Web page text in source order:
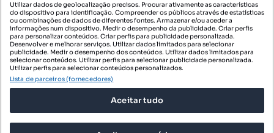
Utilizar dados de geolocalização precisos. Procurar ativamente as características
do dispositivo para identificação. Compreender os públicos através de estatísticas
ou combinações de dados de diferentes fontes. Armazenar e/ou aceder a
informações num dispositivo. Medir o desempenho da publicidade. Criar perfis
para personalizar conteúdos. Criar perfis para publicidade personalizada.
Desenvolver e melhorar serviços. Utilizar dados limitados para selecionar
publicidade. Medir o desempenho dos conteúdos. Utilizar dados limitados para
selecionar conteúdos. Utilizar perfis para selecionar publicidade personalizada.
Utilizar perfis para selecionar conteúdos personalizados.
Lista de parceiros (fornecedores)
Aceitar tudo